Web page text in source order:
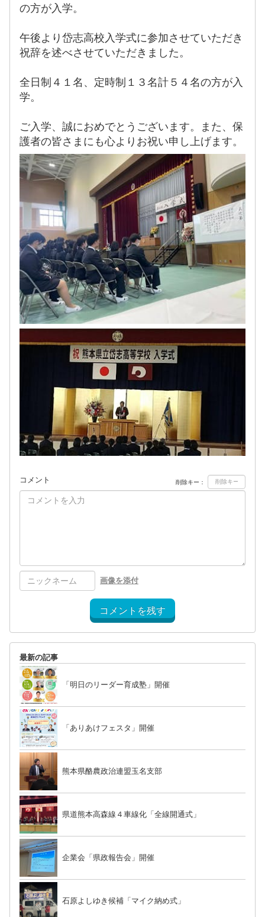
の方が入学。
午後より岱志高校入学式に参加させていただき
祝辞を述べさせていただきました。
全日制４１名、定時制１３名計５４名の方が入
学。
ご入学、誠におめでとうございます。また、保
護者の皆さまにも心よりお祝い申し上げます。
コメント 削除キー：
画像を添付
コメントを残す
最新の記事
「明日のリーダー育成塾」開催
「ありあけフェスタ」開催
熊本県酪農政治連盟玉名支部
県道熊本高森線４車線化「全線開通式」
企業会「県政報告会」開催
石原よしゆき候補「マイク納め式」